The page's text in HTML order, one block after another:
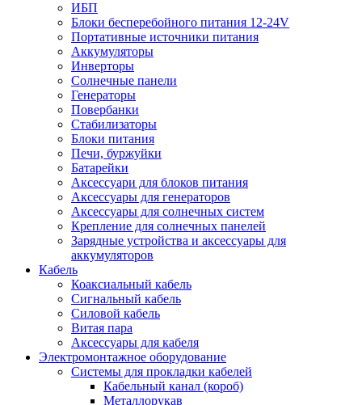
ИБП
Блоки бесперебойного питания 12-24V
Портативные источники питания
Аккумуляторы
Инверторы
Солнечные панели
Генераторы
Повербанки
Стабилизаторы
Блоки питания
Печи, буржуйки
Батарейки
Аксессуари для блоков питания
Аксессуары для генераторов
Аксессуары для солнечных систем
Крепление для солнечных панелей
Зарядные устройства и аксессуары для
аккумуляторов
Кабель
Коаксиальный кабель
Сигнальный кабель
Силовой кабель
Витая пара
Аксессуары для кабеля
Электромонтажное оборудование
Системы для прокладки кабелей
Кабельный канал (короб)
Металлорукав